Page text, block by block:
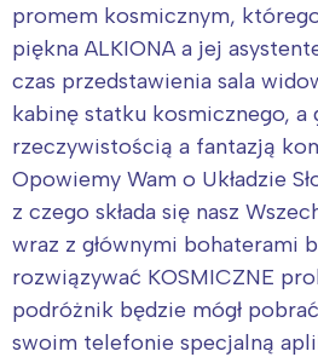
promem kosmicznym,
piękna ALKIONA a jej
czas przedstawienia sala
kabinę statku kosmicznego, a
rzeczywistością a fantazją
Opowiemy Wam o Układzie
z czego składa się nasz
wraz z głównymi bohaterami
rozwiązywać KOSMICZNE
podróżnik będzie mógł
swoim telefonie specjalną